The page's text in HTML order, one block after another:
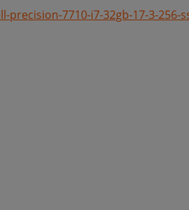
7710-i7-32gb-17-3-256-